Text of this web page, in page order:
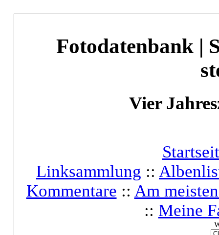
Fotodatenbank |
Vier
Linksammlung ::
Kommentare :: Am
:: Meine